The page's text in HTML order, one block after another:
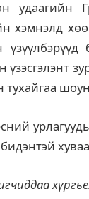
удаагийн
хэмнэлд
тухайгаа